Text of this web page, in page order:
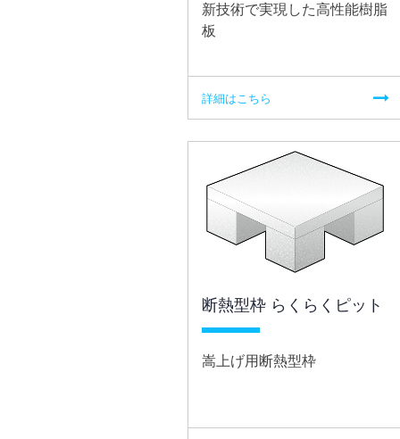
新技術で実現した高性能樹脂
板
詳細はこちら
断熱型枠 らくらくピット
嵩上げ用断熱型枠